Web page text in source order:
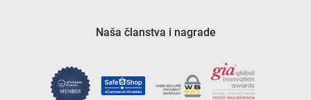
Naša članstva i nagrade